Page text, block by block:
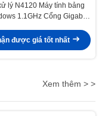
lý N4120 Máy tính bảng
1.1GHz Cổng Gigabit
được giá tốt nhất
Xem thêm > >